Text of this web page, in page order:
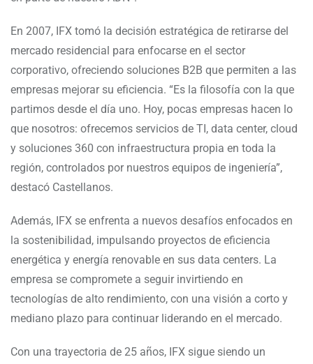
En 2007, IFX tomó la decisión estratégica de retirarse del
mercado residencial para enfocarse en el sector
corporativo, ofreciendo soluciones B2B que permiten a las
empresas mejorar su eficiencia. “Es la filosofía con la que
partimos desde el día uno. Hoy, pocas empresas hacen lo
que nosotros: ofrecemos servicios de TI, data center, cloud
y soluciones 360 con infraestructura propia en toda la
región, controlados por nuestros equipos de ingeniería”,
destacó Castellanos.
Además, IFX se enfrenta a nuevos desafíos enfocados en
la sostenibilidad, impulsando proyectos de eficiencia
energética y energía renovable en sus data centers. La
empresa se compromete a seguir invirtiendo en
tecnologías de alto rendimiento, con una visión a corto y
mediano plazo para continuar liderando en el mercado.
Con una trayectoria de 25 años, IFX sigue siendo un